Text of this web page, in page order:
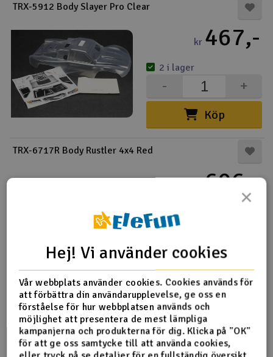
Presentkort
TRX-5912 Body Slayer Pro Clear
kr 467,-
Köp
+
-
2 i lager
TRX-6717R Body Rustler 4x4 Red
696,-
Köp
-
1 i lager
TRX-8514 Unlimited Desert Racer RigidEdition Body
kr1.194,-
×
Hej! Vi använder cookies
Vår webbplats använder cookies. Cookies används för
att förbättra din användarupplevelse, ge oss en
förståelse för hur webbplatsen används och
möjlighet att presentera de mest lämpliga
kampanjerna och produkterna för dig. Klicka på "OK"
för att ge oss samtycke till att använda cookies,